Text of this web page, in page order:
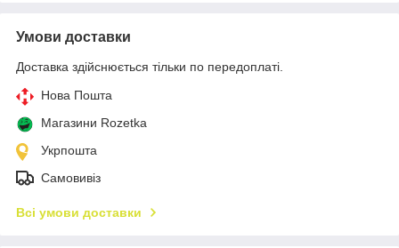
Умови доставки
Доставка здійснюється тільки по передоплаті.
Нова Пошта
Магазини Rozetka
Укрпошта
Самовивіз
Всі умови доставки